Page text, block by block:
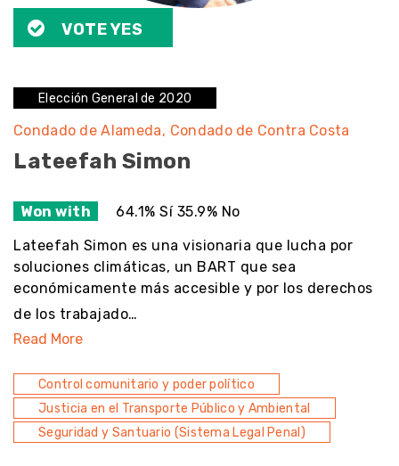
VOTE YES
Elección General de 2020
Condado de Alameda Condado de Contra Costa
Lateefah Simon
Won with 64.1% Sí 35.9% No
Lateefah Simon es una visionaria que lucha por
soluciones climáticas, un BART que sea
económicamente más accesible y por los derechos
de los trabajado…
Read More
Control comunitario y poder político
Justicia en el Transporte Público y Ambiental
Seguridad y Santuario (Sistema Legal Penal)